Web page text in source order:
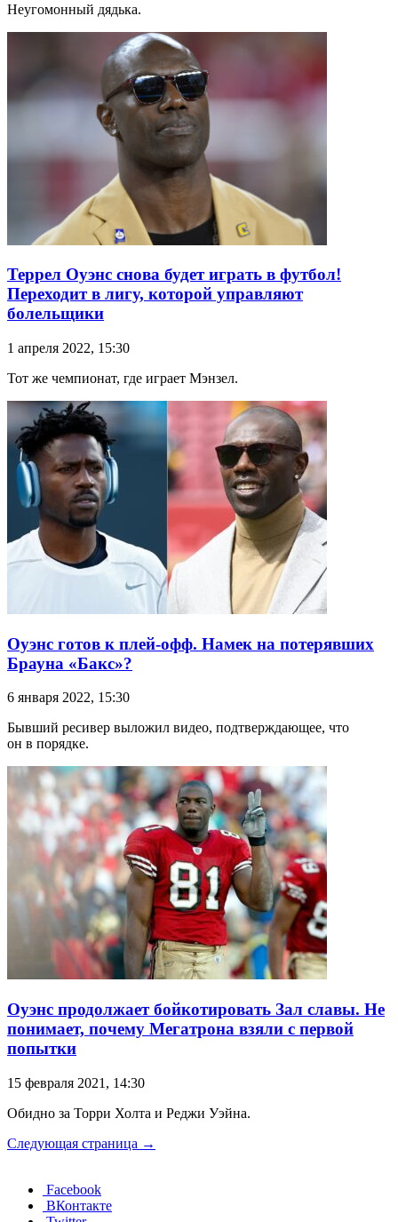
Неугомонный дядька.
Террел Оуэнс снова будет играть в футбол!
Переходит в лигу, которой управляют
болельщики
1 апреля 2022, 15:30
Тот же чемпионат, где играет Мэнзел.
Оуэнс готов к плей-офф. Намек на потерявших
Брауна «Бакс»?
6 января 2022, 15:30
Бывший ресивер выложил видео, подтверждающее, что
он в порядке.
Оуэнс продолжает бойкотировать Зал славы. Не
понимает, почему Мегатрона взяли с первой
попытки
15 февраля 2021, 14:30
Обидно за Торри Холта и Реджи Уэйна.
Следующая страница →
Facebook
ВКонтакте